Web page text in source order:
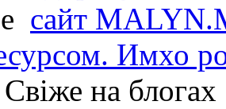
сайт
Имхо
Свіже на блогах